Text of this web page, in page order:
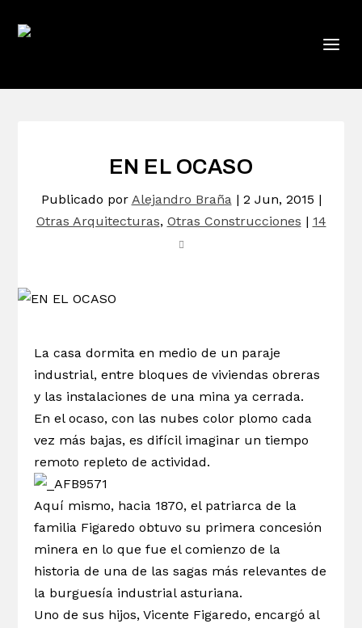
EN EL OCASO
Publicado por Alejandro Braña| 2 Jun, 2015 |
Otras Arquitecturas, Otras Construcciones | 14
La casa dormita en medio de un paraje
industrial, entre bloques de viviendas obreras
y las instalaciones de una mina ya cerrada.
En el ocaso, con las nubes color plomo cada
vez más bajas, es difícil imaginar un tiempo
remoto repleto de actividad.
Aquí mismo, hacia 1870, el patriarca de la
familia Figaredo obtuvo su primera concesión
minera en lo que fue el comienzo de la
historia de una de las sagas más relevantes de
la burguesía industrial asturiana.
Uno de sus hijos, Vicente Figaredo, encargó al